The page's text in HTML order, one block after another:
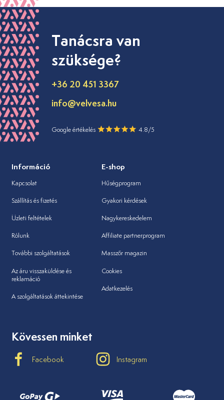
Tanácsra van
szüksége?
+36 20 451 3367
info@velvesa.hu
Google értékelés 4.8/5
Információ
Kapcsolat
Szállítás és fizetés
Üzleti feltételek
Rólunk
További szolgáltatások
Az áru visszaküldése és
reklamáció
A szolgáltatások áttekintése
E-shop
Hűségprogram
Gyakori kérdések
Nagykereskedelem
Affiliate partnerprogram
Masszőr magazin
Cookies
Adatkezelés
Kövessen minket
Facebook Instagram